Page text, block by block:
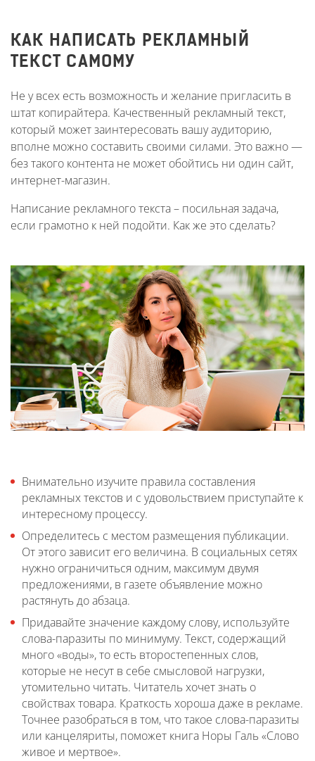
КАК НАПИСАТЬ РЕКЛАМНЫЙ
ТЕКСТ САМОМУ
Не у всех есть возможность и желание пригласить в
штат копирайтера. Качественный рекламный текст,
который может заинтересовать вашу аудиторию,
вполне можно составить своими силами. Это важно —
без такого контента не может обойтись ни один сайт,
интернет-магазин.
Написание рекламного текста – посильная задача,
если грамотно к ней подойти. Как же это сделать?
Внимательно изучите правила составления
рекламных текстов и с удовольствием приступайте к
интересному процессу.
Определитесь с местом размещения публикации.
От этого зависит его величина. В социальных сетях
нужно ограничиться одним, максимум двумя
предложениями, в газете объявление можно
растянуть до абзаца.
Придавайте значение каждому слову, используйте
слова-паразиты по минимуму. Текст, содержащий
много «воды», то есть второстепенных слов,
которые не несут в себе смысловой нагрузки,
утомительно читать. Читатель хочет знать о
свойствах товара. Краткость хороша даже в рекламе.
Точнее разобраться в том, что такое слова-паразиты
или канцеляриты, поможет книга Норы Галь «Слово
живое и мертвое».